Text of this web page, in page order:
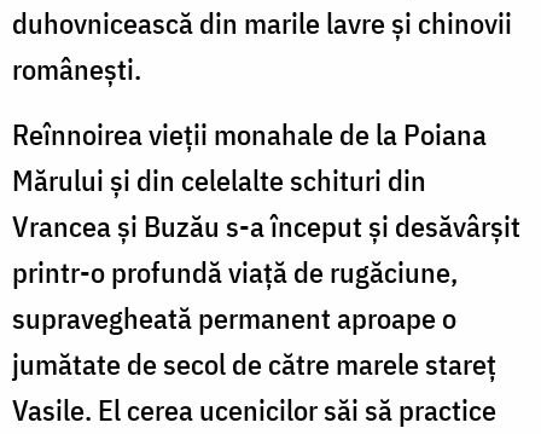
duhovnicească din marile lavre şi chinovii
româneşti.
Reînnoirea vieţii monahale de la Poiana
Mărului şi din celelalte schituri din
Vrancea şi Buzău s-a început şi desăvârşit
printr-o profundă viaţă de rugăciune,
supravegheată permanent aproape o
jumătate de secol de către marele stareţ
Vasile. El cerea ucenicilor săi să practice